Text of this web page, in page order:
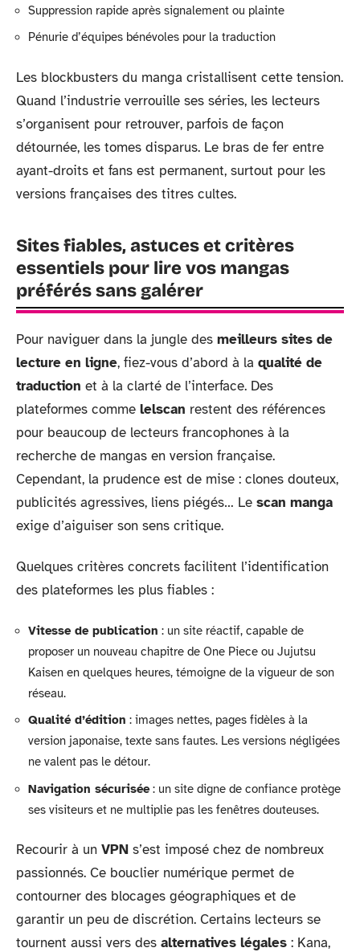
Suppression rapide après signalement ou plainte
Pénurie d’équipes bénévoles pour la traduction
Les blockbusters du manga cristallisent cette tension.
Quand l’industrie verrouille ses séries, les lecteurs
s’organisent pour retrouver, parfois de façon
détournée, les tomes disparus. Le bras de fer entre
ayant-droits et fans est permanent, surtout pour les
versions françaises des titres cultes.
Sites fiables, astuces et critères
essentiels pour lire vos mangas
préférés sans galérer
Pour naviguer dans la jungle des meilleurs sites de
lecture en ligne, fiez-vous d’abord à la qualité de
traduction et à la clarté de l’interface. Des
plateformes comme lelscan restent des références
pour beaucoup de lecteurs francophones à la
recherche de mangas en version française.
Cependant, la prudence est de mise : clones douteux,
publicités agressives, liens piégés… Le scan manga
exige d’aiguiser son sens critique.
Quelques critères concrets facilitent l’identification
des plateformes les plus fiables :
Vitesse de publication : un site réactif, capable de
proposer un nouveau chapitre de One Piece ou Jujutsu
Kaisen en quelques heures, témoigne de la vigueur de son
réseau.
Qualité d’édition : images nettes, pages fidèles à la
version japonaise, texte sans fautes. Les versions négligées
ne valent pas le détour.
Navigation sécurisée: un site digne de confiance protège
ses visiteurs et ne multiplie pas les fenêtres douteuses.
Recourir à un VPN s’est imposé chez de nombreux
passionnés. Ce bouclier numérique permet de
contourner des blocages géographiques et de
garantir un peu de discrétion. Certains lecteurs se
tournent aussi vers des alternatives légales : Kana,